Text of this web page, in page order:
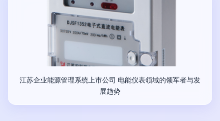
江苏企业能源管理系统上市公司 电能仪表领域的领军者与发
展趋势